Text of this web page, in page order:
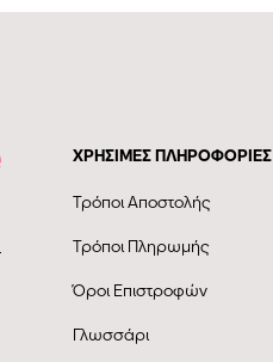
ΧΡΗΣΙΜΕΣ ΠΛΗΡΟΦΟΡΙΕΣ
Τρόποι Αποστολής
Τρόποι Πληρωμής
Όροι Επιστροφών
Γλωσσάρι